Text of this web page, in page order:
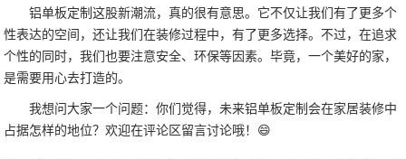
铝单板定制这股新潮流，真的很有意思。它不仅让我们有了更多个
性表达的空间，还让我们在装修过程中，有了更多选择。不过，在追求
个性的同时，我们也要注意安全、环保等因素。毕竟，一个美好的家，
是需要用心去打造的。
我想问大家一个问题：你们觉得，未来铝单板定制会在家居装修中
占据怎样的地位？欢迎在评论区留言讨论哦！😄